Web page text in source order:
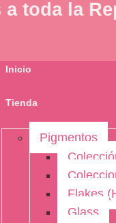
la
Inicio
Tienda
Pigmentos
Flakes
Glass